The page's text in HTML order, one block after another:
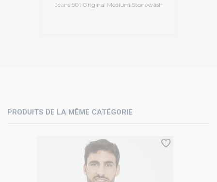
Jeans 501 Original Medium Stonewash
PRODUITS DE LA MÊME CATÉGORIE